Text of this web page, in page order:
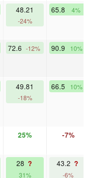
48.21
-24%
65.8 4%
72.6 -12% 90.9 10%
49.81
-18%
66.5 10%
25% -7%
28 ?
31%
43.2 ?
-6%